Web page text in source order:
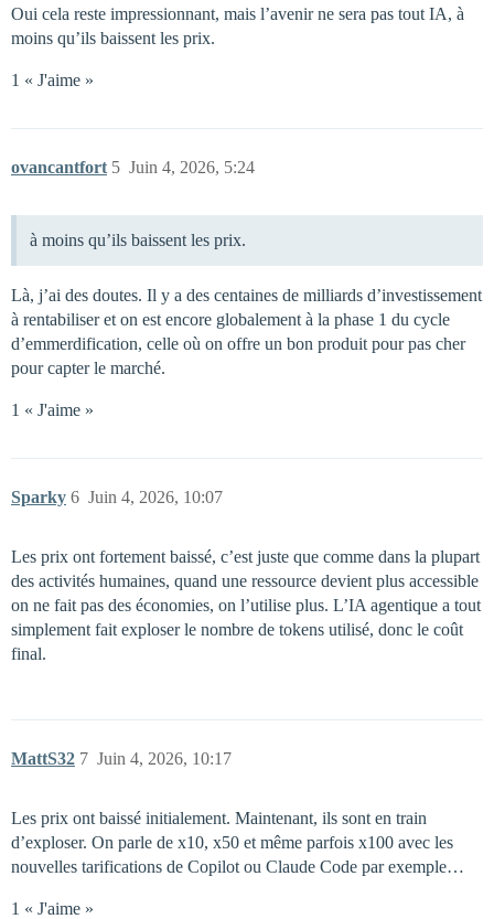
Oui cela reste impressionnant, mais l’avenir ne sera pas tout IA, à
moins qu’ils baissent les prix.
1 « J'aime »
ovancantfort Juin 4, 2026, 5:24
5
à moins qu’ils baissent les prix.
Là, j’ai des doutes. Il y a des centaines de milliards d’investissement
à rentabiliser et on est encore globalement à la phase 1 du cycle
d’emmerdification, celle où on offre un bon produit pour pas cher
pour capter le marché.
1 « J'aime »
Sparky Juin 4, 2026, 10:07
6
Les prix ont fortement baissé, c’est juste que comme dans la plupart
des activités humaines, quand une ressource devient plus accessible
on ne fait pas des économies, on l’utilise plus. L’IA agentique a tout
simplement fait exploser le nombre de tokens utilisé, donc le coût
final.
MattS32 Juin 4, 2026, 10:17
7
Les prix ont baissé initialement. Maintenant, ils sont en train
d’exploser. On parle de x10, x50 et même parfois x100 avec les
nouvelles tarifications de Copilot ou Claude Code par exemple…
1 « J'aime »